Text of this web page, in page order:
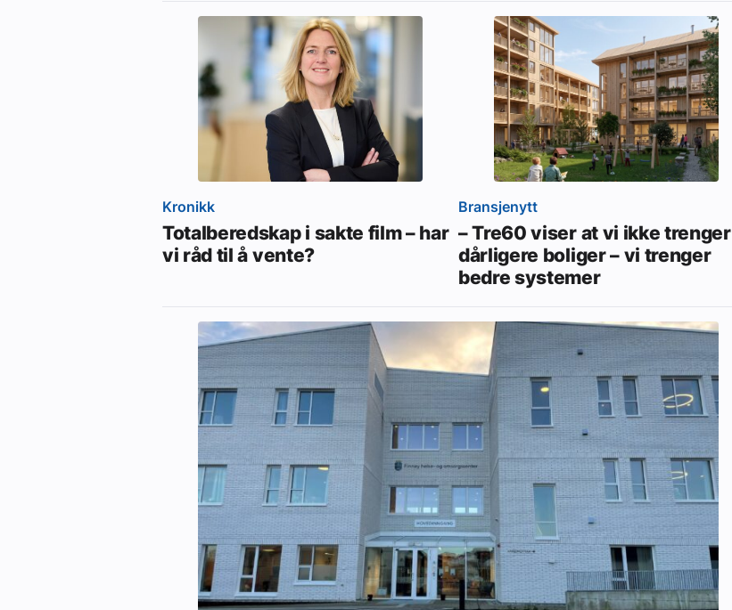
Kronikk
Totalberedskap i sakte film – har
vi råd til å vente?
Bransjenytt
– Tre60 viser at vi ikke trenger
dårligere boliger – vi trenger
bedre systemer